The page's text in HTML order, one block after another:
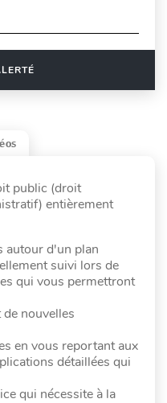
public (droit
entièrement
autour d'un plan
suivi lors de
qui vous permettront
nouvelles
en vous reportant aux
détaillées qui
qui nécessite à la